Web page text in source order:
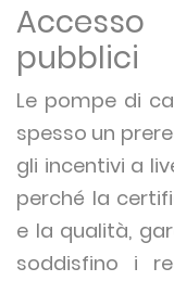
pubblici
Le pompe di
spesso un
gli incentivi a
perché la
e la qualità,
soddisfino i